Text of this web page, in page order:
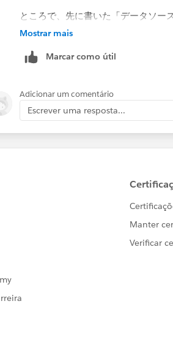
ところで、先に書いた「データソー
う手順は試してみていただいたので
そしてデータソースをパブリッシュ
すると、Desktopでは別名の編集が
Mostrar mais
Marcar como útil
Adicionar um comentário
Escrever uma resposta...